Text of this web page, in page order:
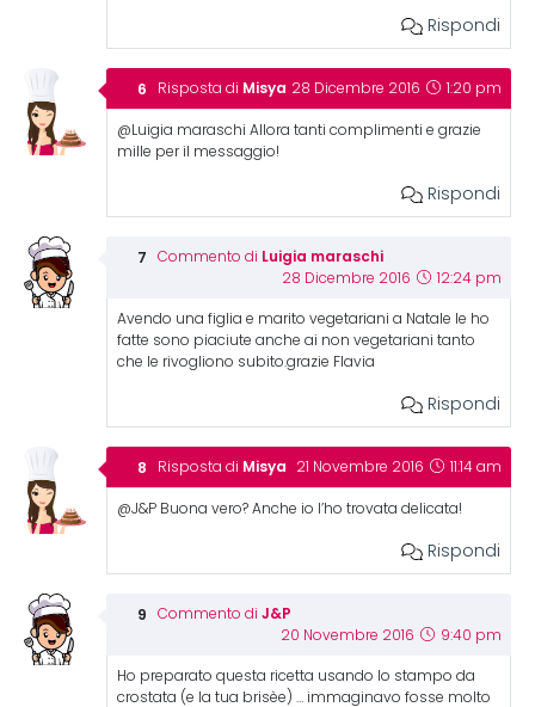
Rispondi
Risposta di Misya 28 Dicembre 2016 1:20 pm
@Luigia maraschi Allora tanti complimenti e grazie
mille per il messaggio!
Rispondi
Commento di Luigia maraschi
28 Dicembre 2016 12:24 pm
Avendo una figlia e marito vegetariani a Natale le ho
fatte sono piaciute anche ai non vegetariani tanto
che le rivogliono subito.grazie Flavia
Rispondi
Risposta di Misya 21 Novembre 2016 11:14 am
@J&P Buona vero? Anche io l’ho trovata delicata!
Rispondi
Commento di J&P
20 Novembre 2016 9:40 pm
Ho preparato questa ricetta usando lo stampo da
crostata (e la tua brisèe) … immaginavo fosse molto